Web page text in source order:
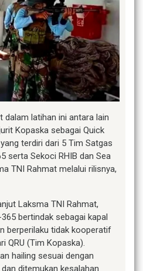
dalam latihan ini antara lain
Kopaska sebagai Quick
terdiri dari 5 Tim Satgas
serta Sekoci RHIB dan Sea
TNI Rahmat melalui rilisnya,
Laksma TNI Rahmat,
bertindak sebagai kapal
berperilaku tidak kooperatif
QRU (Tim Kopaska).
hailing sesuai dengan
ditemukan kesalahan